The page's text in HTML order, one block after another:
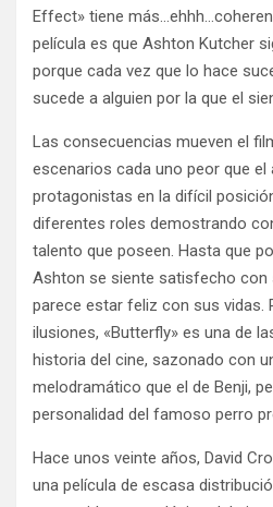
Effect» tiene
película es que Ashton Kutcher
porque cada vez que lo hace
sucede a alguien por la que el
Las consecuencias mueven el
escenarios cada uno peor que el
protagonistas en la difícil
diferentes roles demostrando
talento que poseen. Hasta que
Ashton se siente satisfecho con
parece estar feliz con sus vidas.
ilusiones, «Butterfly» es una de
historia del cine, sazonado con
melodramático que el de Benji,
personalidad del famoso perro
Hace unos veinte años, David
una película de escasa